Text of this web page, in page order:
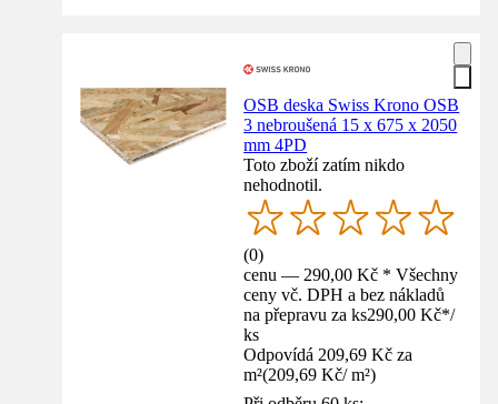
OSB deska Swiss Krono OSB
3 nebroušená 15 x 675 x 2050
mm 4PD
Toto zboží zatím nikdo
nehodnotil.
(0)
cenu — 290,00 Kč * Všechny
ceny vč. DPH a bez nákladů
na přepravu za ks290,00 Kč*/
ks
Odpovídá 209,69 Kč za
m²(209,69 Kč/ m²)